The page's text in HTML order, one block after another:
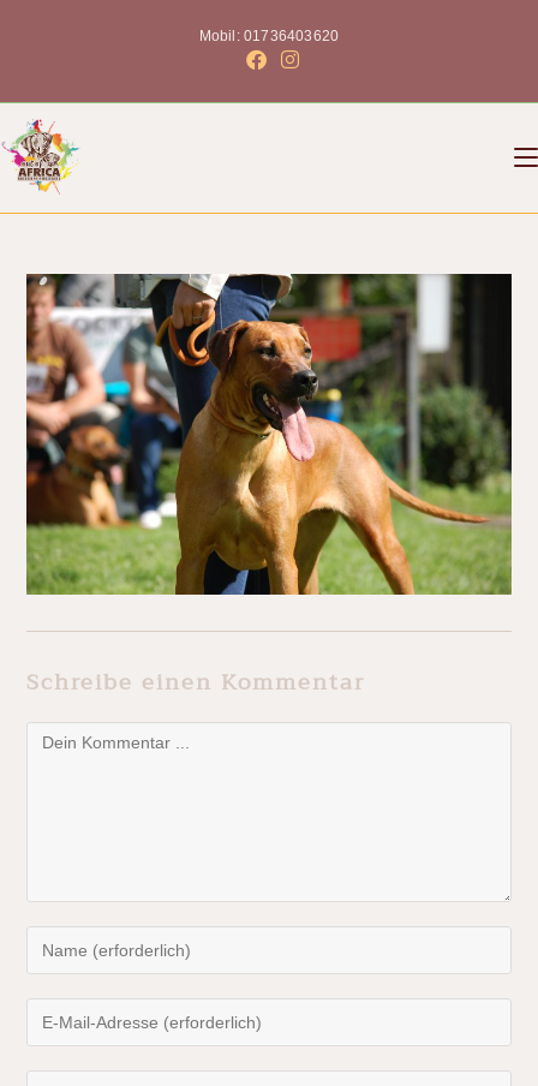
Mobil: 01736403620
Schreibe einen Kommentar